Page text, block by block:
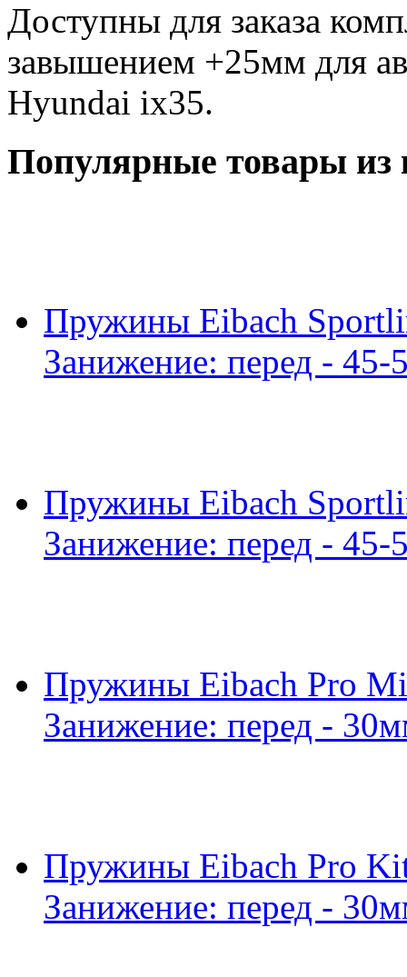
Доступны для заказа
завышением +25мм для
Hyundai ix35.
Популярные товары из
Пружины Eibach
Занижение: перед -
Пружины Eibach
Занижение: перед -
Пружины Eibach Pro
Занижение: перед -
Пружины Eibach Pro
Занижение: перед -